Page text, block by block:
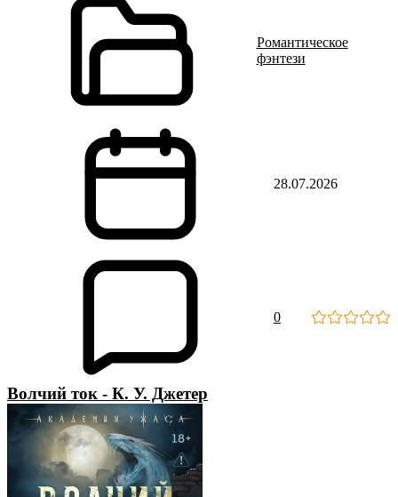
Романтическое
фэнтези
28.07.2026
0
Волчий ток - К. У. Джетер